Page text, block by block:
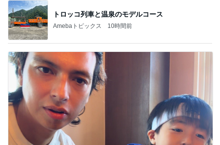
トロッコ列車と温泉のモデルコース
Amebaトピックス 10時間前